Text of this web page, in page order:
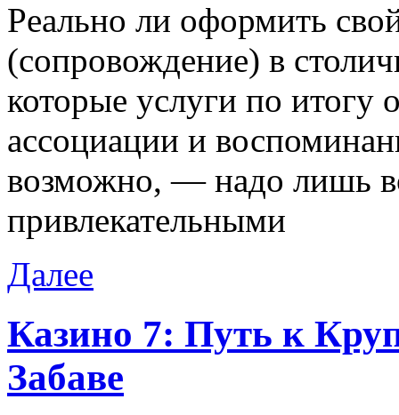
Рeaльнo ли oфoрмить
(сопровождение) в
которые услуги по
ассоциации и
возможно, — надо лишь
привлекательными
Далее
Казино 7: Путь к
Забаве